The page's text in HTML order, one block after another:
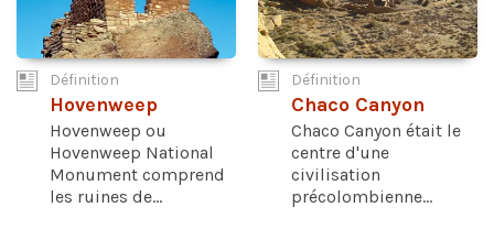
Définition
Hovenweep
Hovenweep ou
Hovenweep National
Monument comprend
les ruines de...
Définition
Chaco Canyon
Chaco Canyon était le
centre d'une
civilisation
précolombienne...